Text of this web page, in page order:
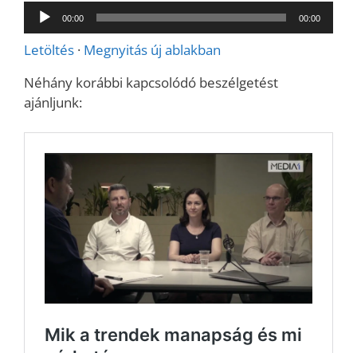
Audió
lejátszó
00:00 00:00
Letöltés · Megnyitás új ablakban
Néhány korábbi kapcsolódó beszélgetést
ajánljunk: